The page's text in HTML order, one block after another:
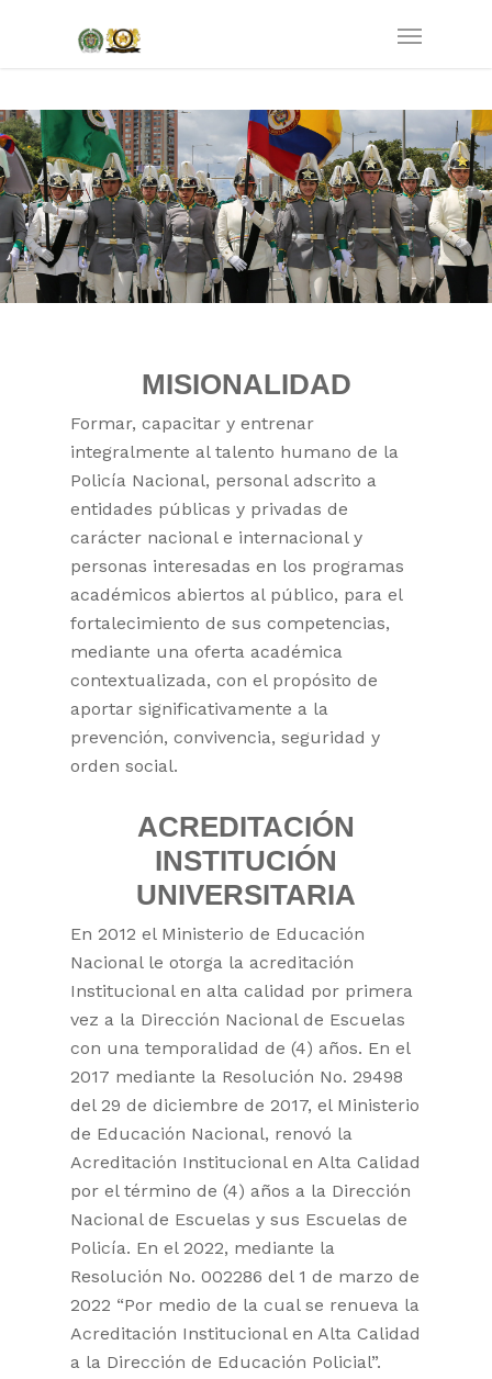
MISIONALIDAD
Formar, capacitar y entrenar
integralmente al talento humano de la
Policía Nacional, personal adscrito a
entidades públicas y privadas de
carácter nacional e internacional y
personas interesadas en los programas
académicos abiertos al público, para el
fortalecimiento de sus competencias,
mediante una oferta académica
contextualizada, con el propósito de
aportar significativamente a la
prevención, convivencia, seguridad y
orden social.
ACREDITACIÓN
INSTITUCIÓN
UNIVERSITARIA
En 2012 el Ministerio de Educación
Nacional le otorga la acreditación
Institucional en alta calidad por primera
vez a la Dirección Nacional de Escuelas
con una temporalidad de (4) años. En el
2017 mediante la Resolución No. 29498
del 29 de diciembre de 2017, el Ministerio
de Educación Nacional, renovó la
Acreditación Institucional en Alta Calidad
por el término de (4) años a la Dirección
Nacional de Escuelas y sus Escuelas de
Policía. En el 2022, mediante la
Resolución No. 002286 del 1 de marzo de
2022 “Por medio de la cual se renueva la
Acreditación Institucional en Alta Calidad
a la Dirección de Educación Policial”.